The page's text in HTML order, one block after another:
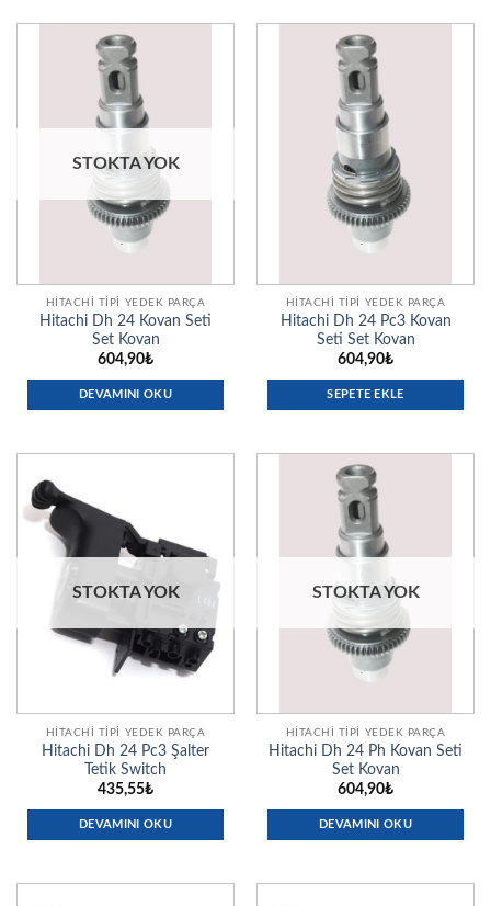
STOKTA YOK
HITACHI TIPI YEDEK PARÇA
Hitachi Dh 24 Kovan Seti
Set Kovan
604,90₺
DEVAMINI OKU
HITACHI TIPI YEDEK PARÇA
Hitachi Dh 24 Pc3 Kovan
Seti Set Kovan
604,90₺
SEPETE EKLE
STOKTA YOK
HITACHI TIPI YEDEK PARÇA
Hitachi Dh 24 Pc3 Şalter
Tetik Switch
435,55₺
DEVAMINI OKU
STOKTA YOK
HITACHI TIPI YEDEK PARÇA
Hitachi Dh 24 Ph Kovan Seti
Set Kovan
604,90₺
DEVAMINI OKU